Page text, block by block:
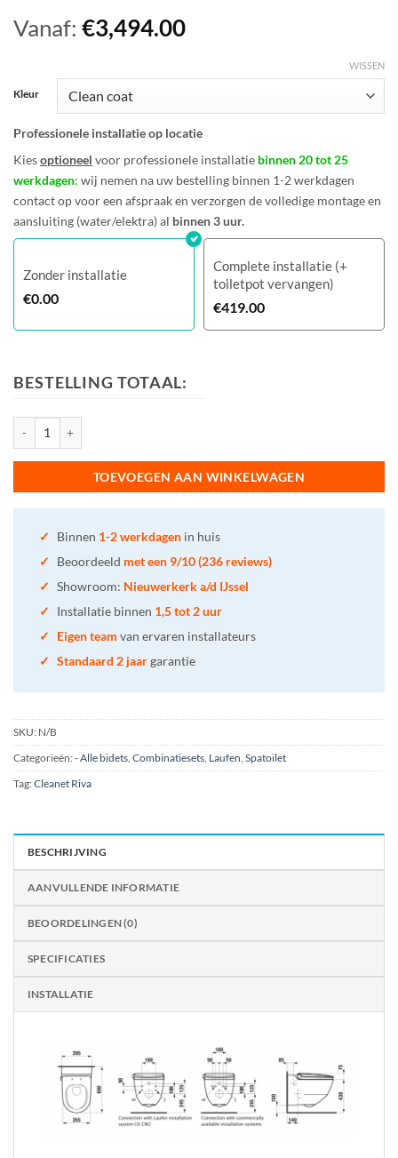
Vanaf: €3,494.00
Kleur
WISSEN
Professionele installatie op locatie
Kiesoptioneel voor professionele installatie binnen 20 tot 25
werkdagen: wij nemen na uw bestelling binnen 1-2 werkdagen
contact op voor een afspraak en verzorgen de volledige montage en
aansluiting (water/elektra) al binnen 3 uur.
Zonder installatie
€0.00
Complete installatie (+
toiletpot vervangen)
€419.00
BESTELLING TOTAAL:
TOEVOEGEN AAN WINKELWAGEN
✓ Binnen 1-2 werkdagen in huis
✓
Beoordeeld met een 9/10 (236 reviews)
✓ Showroom: Nieuwerkerk a/d IJssel
✓
Installatie binnen 1,5 tot 2 uur
✓
Eigen team van ervaren installateurs
✓ Standaard 2 jaargarantie
SKU: N/B
Categorieën:- Alle bidets Combinatiesets Laufen Spatoilet
Tag:Cleanet Riva
BESCHRIJVING
AANVULLENDE INFORMATIE
BEOORDELINGEN (0)
SPECIFICATIES
INSTALLATIE